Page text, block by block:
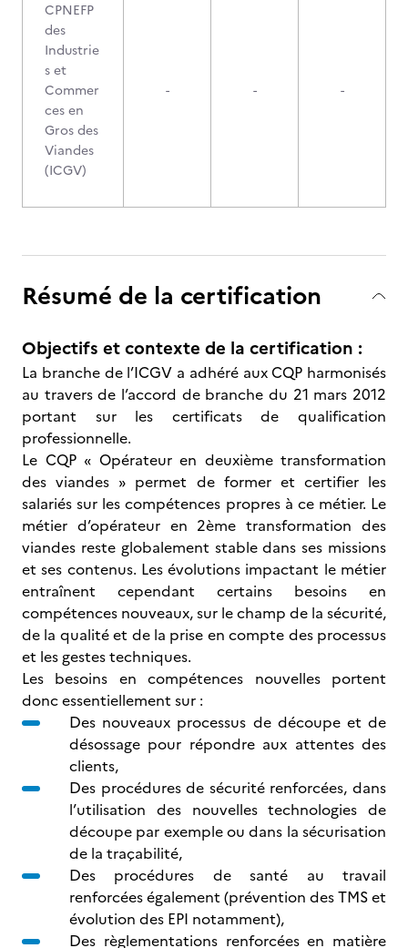
CPNEFP
des
Industrie
s et
Commer
ces en
Gros des
Viandes
(ICGV)
- - -
Résumé de la certification
Objectifs et contexte de la certification :
La branche de l’ICGV a adhéré aux CQP harmonisés
au travers de l’accord de branche du 21 mars 2012
portant sur les certificats de qualification
professionnelle.
Le CQP « Opérateur en deuxième transformation
des viandes » permet de former et certifier les
salariés sur les compétences propres à ce métier. Le
métier d’opérateur en 2ème transformation des
viandes reste globalement stable dans ses missions
et ses contenus. Les évolutions impactant le métier
entraînent cependant certains besoins en
compétences nouveaux, sur le champ de la sécurité,
de la qualité et de la prise en compte des processus
et les gestes techniques.
Les besoins en compétences nouvelles portent
donc essentiellement sur :
Des nouveaux processus de découpe et de
désossage pour répondre aux attentes des
clients,
Des procédures de sécurité renforcées, dans
l’utilisation des nouvelles technologies de
découpe par exemple ou dans la sécurisation
de la traçabilité,
Des procédures de santé au travail
renforcées également (prévention des TMS et
évolution des EPI notamment),
Des règlementations renforcées en matière